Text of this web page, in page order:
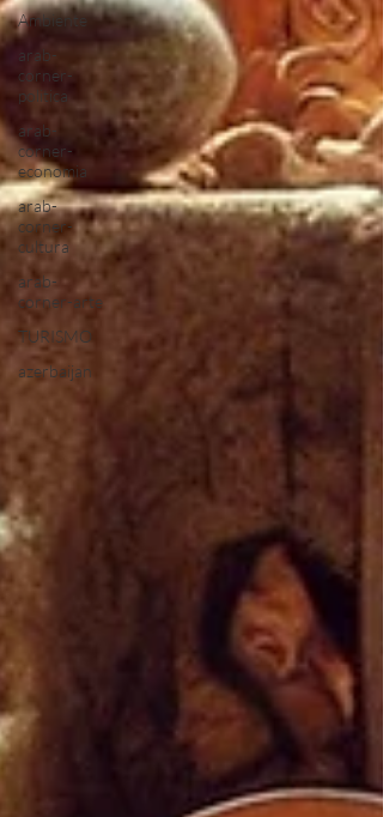
Ambiente
arab-
corner-
politica
arab-
corner-
economia
arab-
corner-
cultura
arab-
corner-arte
TURISMO
azerbaijan